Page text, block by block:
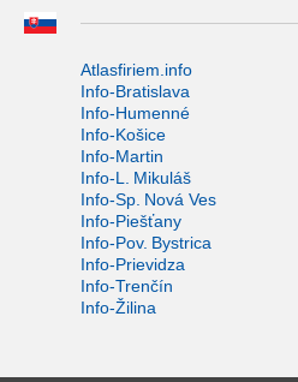
Atlasfiriem.info
Info-Bratislava
Info-Humenné
Info-Košice
Info-Martin
Info-L. Mikuláš
Info-Sp. Nová Ves
Info-Piešťany
Info-Pov. Bystrica
Info-Prievidza
Info-Trenčín
Info-Žilina